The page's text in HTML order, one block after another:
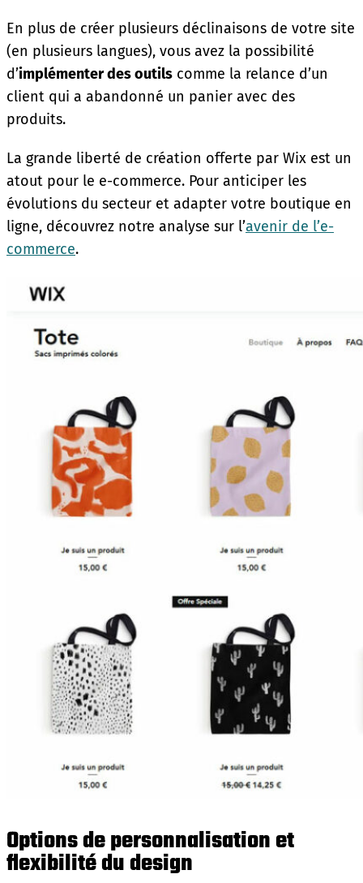
En plus de créer plusieurs déclinaisons de votre site
(en plusieurs langues), vous avez la possibilité
d’implémenter des outils comme la relance d’un
client qui a abandonné un panier avec des
produits.
La grande liberté de création offerte par Wix est un
atout pour le e-commerce. Pour anticiper les
évolutions du secteur et adapter votre boutique en
ligne, découvrez notre analyse sur l’avenir de l’e-
commerce.
Options de personnalisation et
flexibilité du design